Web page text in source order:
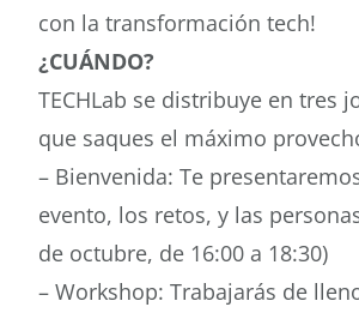
con la transformación tech!
¿CUÁNDO?
TECHLab se distribuye en tres
que saques el máximo
– Bienvenida: Te
evento, los retos, y las
de octubre, de 16:00 a 18:30)
– Workshop: Trabajarás de